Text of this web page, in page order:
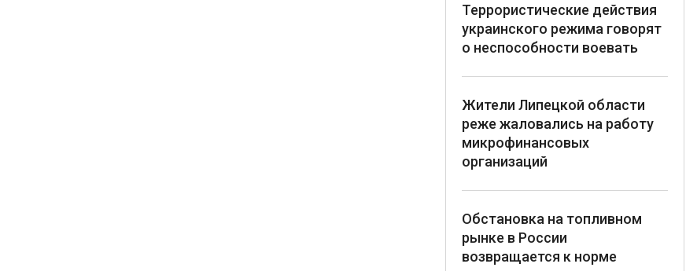
Террористические действия
украинского режима говорят
о неспособности воевать
Жители Липецкой области
реже жаловались на работу
микрофинансовых
организаций
Обстановка на топливном
рынке в России
возвращается к норме